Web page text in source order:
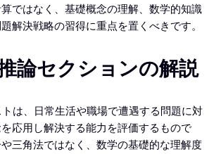
ではなく、基礎概念の理解、数学的知識
解決戦略の習得に重点を置くべきです。
論セクションの解説
は、日常生活や職場で遭遇する問題に対
応用し解決する能力を評価するもので
三角法ではなく、数学の基礎的な理解度